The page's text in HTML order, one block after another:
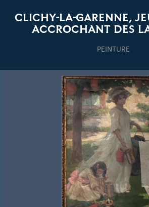
CLICHY-LA-GARENNE,
ACCROCHANT DES
PEINTURE